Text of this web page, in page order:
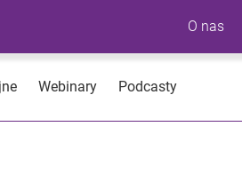
O nas
Webinary Podcasty